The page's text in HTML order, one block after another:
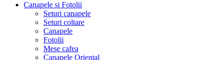
Canapele si Fotolii
Seturi canapele
Seturi coltare
Canapele
Fotolii
Mese cafea
Canapele Oriental